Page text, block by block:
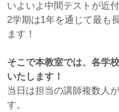
いよいよ中間テストが近
2学期は1年を通じて最も
ます！
そこで本教室では、各学
いたします！
当日は担当の講師複数人
す。